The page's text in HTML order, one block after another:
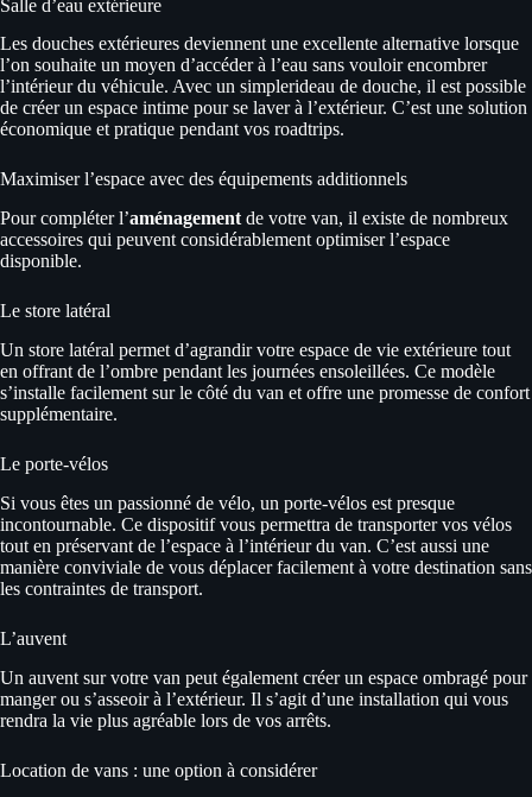
Salle d’eau extérieure
Les douches extérieures deviennent une excellente alternative lorsque
l’on souhaite un moyen d’accéder à l’eau sans vouloir encombrer
l’intérieur du véhicule. Avec un simplerideau de douche, il est possible
de créer un espace intime pour se laver à l’extérieur. C’est une solution
économique et pratique pendant vos roadtrips.
Maximiser l’espace avec des équipements additionnels
Pour compléter l’aménagement de votre van, il existe de nombreux
accessoires qui peuvent considérablement optimiser l’espace
disponible.
Le store latéral
Un store latéral permet d’agrandir votre espace de vie extérieure tout
en offrant de l’ombre pendant les journées ensoleillées. Ce modèle
s’installe facilement sur le côté du van et offre une promesse de confort
supplémentaire.
Le porte-vélos
Si vous êtes un passionné de vélo, un porte-vélos est presque
incontournable. Ce dispositif vous permettra de transporter vos vélos
tout en préservant de l’espace à l’intérieur du van. C’est aussi une
manière conviviale de vous déplacer facilement à votre destination sans
les contraintes de transport.
L’auvent
Un auvent sur votre van peut également créer un espace ombragé pour
manger ou s’asseoir à l’extérieur. Il s’agit d’une installation qui vous
rendra la vie plus agréable lors de vos arrêts.
Location de vans : une option à considérer